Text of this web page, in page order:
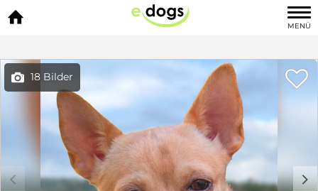

MENÜ
 18 Bilder 
c d